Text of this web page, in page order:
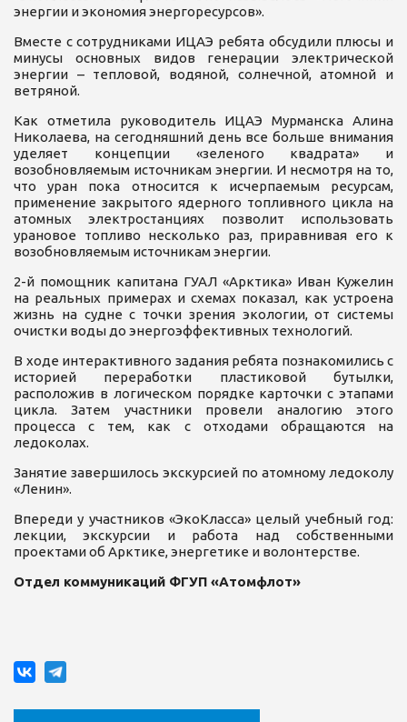
энергии и экономия энергоресурсов».
Вместе с сотрудниками ИЦАЭ ребята обсудили плюсы и
минусы основных видов генерации электрической
энергии – тепловой, водяной, солнечной, атомной и
ветряной.
Как отметила руководитель ИЦАЭ Мурманска Алина
Николаева, на сегодняшний день все больше внимания
уделяет концепции «зеленого квадрата» и
возобновляемым источникам энергии. И несмотря на то,
что уран пока относится к исчерпаемым ресурсам,
применение закрытого ядерного топливного цикла на
атомных электростанциях позволит использовать
урановое топливо несколько раз, приравнивая его к
возобновляемым источникам энергии.
2-й помощник капитана ГУАЛ «Арктика» Иван Кужелин
на реальных примерах и схемах показал, как устроена
жизнь на судне с точки зрения экологии, от системы
очистки воды до энергоэффективных технологий.
В ходе интерактивного задания ребята познакомились с
историей переработки пластиковой бутылки,
расположив в логическом порядке карточки с этапами
цикла. Затем участники провели аналогию этого
процесса с тем, как с отходами обращаются на
ледоколах.
Занятие завершилось экскурсией по атомному ледоколу
«Ленин».
Впереди у участников «ЭкоКласса» целый учебный год:
лекции, экскурсии и работа над собственными
проектами об Арктике, энергетике и волонтерстве.
Отдел коммуникаций ФГУП «Атомфлот»